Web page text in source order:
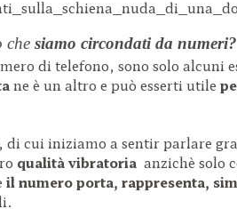
che siamo circondati da numeri?
di telefono, sono solo alcuni
ne è un altro e può esserti utile
, di cui iniziamo a sentir parlare
qualità vibratoria anzichè solo
il numero porta, rappresenta,